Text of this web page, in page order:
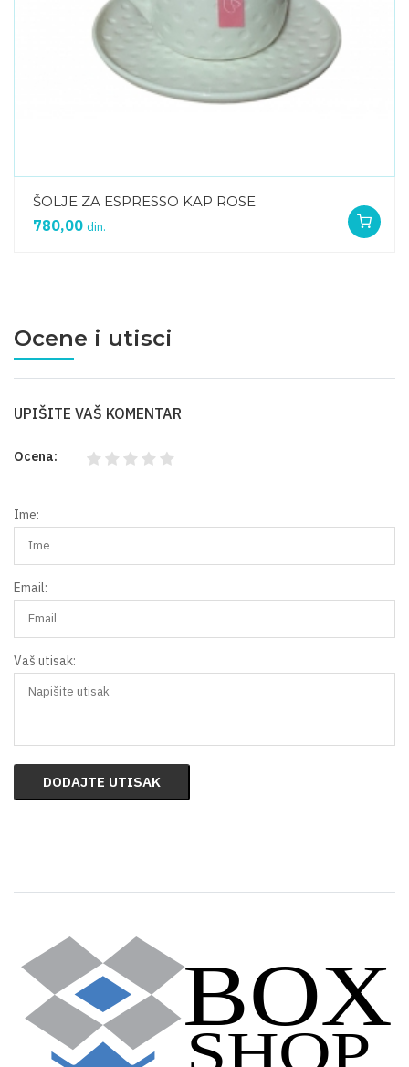
ŠOLJE ZA ESPRESSO KAP ROSE
780,00 din.
Ocene i utisci
UPIŠITE VAŠ KOMENTAR
Ocena:
Ime:
Email:
Vaš utisak:
DODAJTE UTISAK